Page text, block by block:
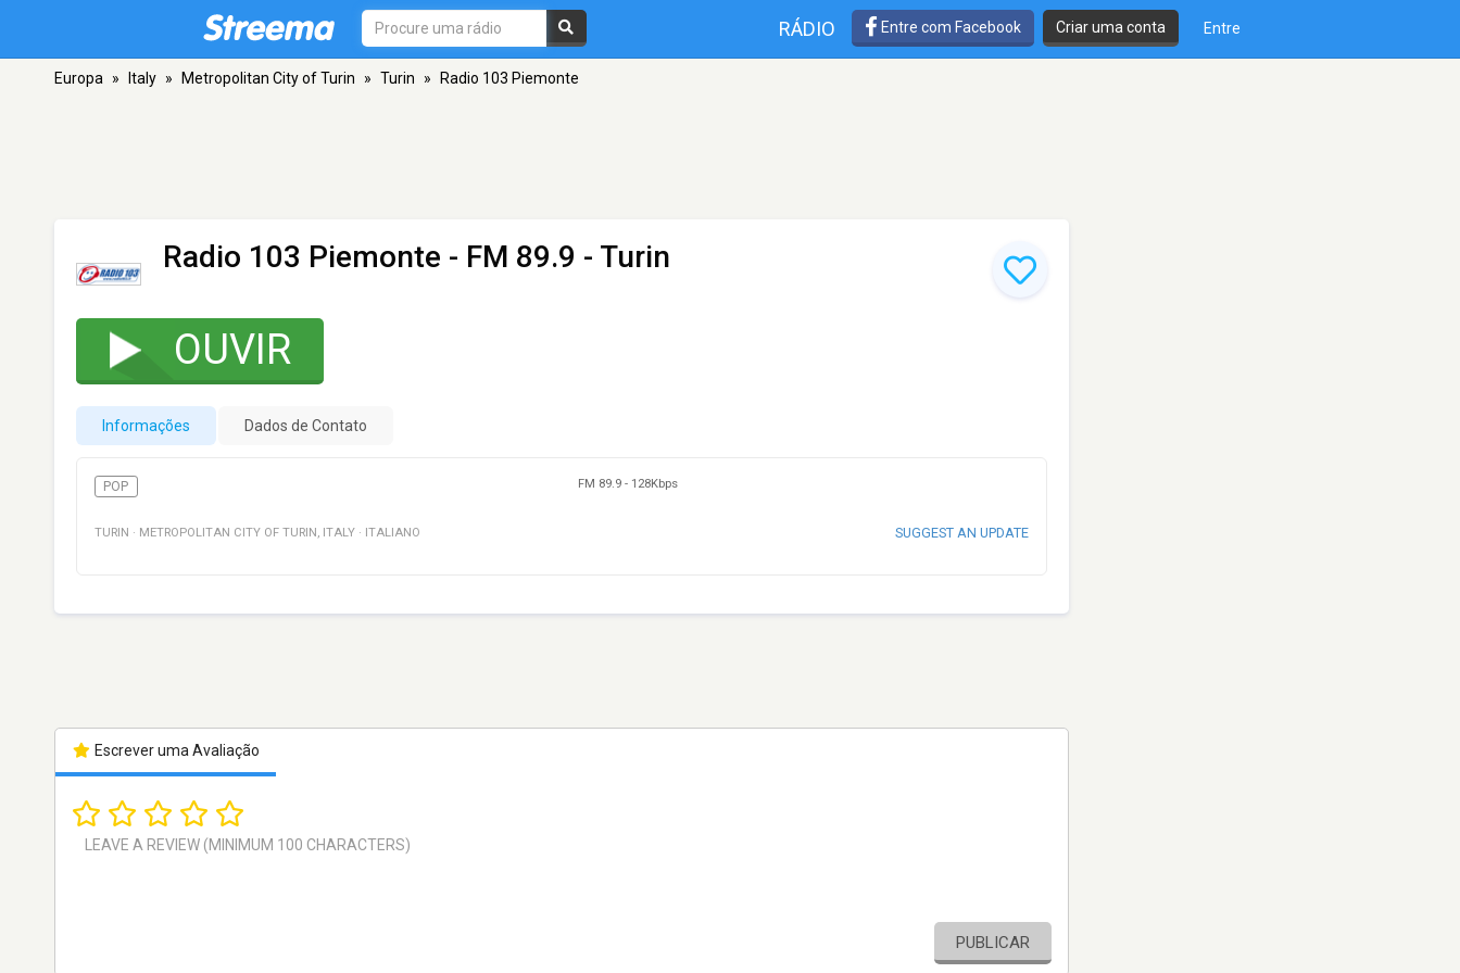
RÁDIO Entre com Facebook Criar uma conta Entre
Europa » Italy » Metropolitan City of Turin » Turin » Radio 103 Piemonte
Radio 103 Piemonte - FM 89.9 - Turin
OUVIR
Informações Dados de Contato
POP FM 89.9 - 128Kbps
TURIN · METROPOLITAN CITY OF TURIN , ITALY · ITALIANO SUGGEST AN UPDATE
Escrever uma Avaliação
PUBLICAR